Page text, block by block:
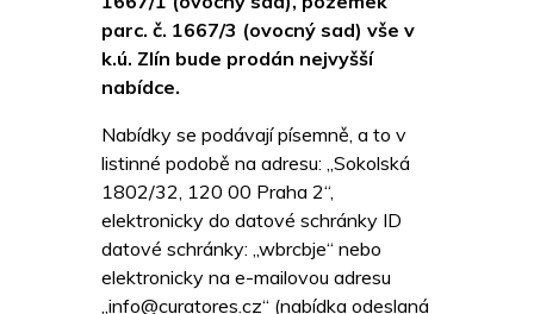
parc. č. 1667/3 (ovocný sad) vše v
k.ú. Zlín bude prodán nejvyšší
nabídce.
Nabídky se podávají písemně, a to v
listinné podobě na adresu: „Sokolská
1802/32, 120 00 Praha 2“,
elektronicky do datové schránky ID
datové schránky: „wbrcbje“ nebo
elektronicky na e-mailovou adresu
„info@curatores.cz“ (nabídka odeslaná